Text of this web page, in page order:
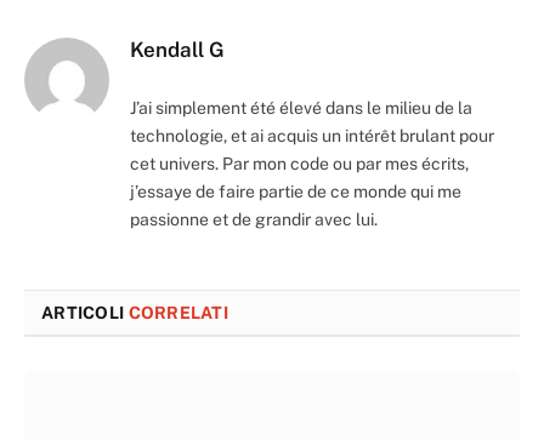
Kendall G
J’ai simplement été élevé dans le milieu de la
technologie, et ai acquis un intérêt brulant pour
cet univers. Par mon code ou par mes écrits,
j’essaye de faire partie de ce monde qui me
passionne et de grandir avec lui.
ARTICOLI CORRELATI